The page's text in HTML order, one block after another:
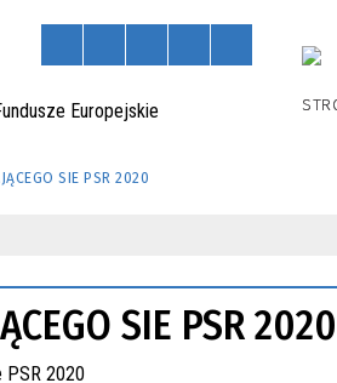
SIE PSR 2020
SIE PSR 2020